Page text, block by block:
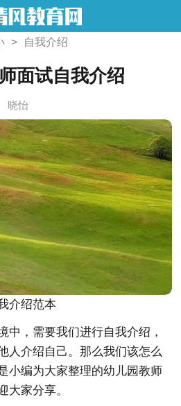
> 自我介绍
面试自我介绍
晓怡
介绍范本
中，需要我们进行自我介绍，
人介绍自己。那么我们该怎么
小编为大家整理的幼儿园教师
大家分享。